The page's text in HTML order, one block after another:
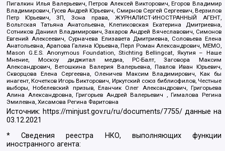
Пигалкин Илья Валерьевич, Петров Алексей Викторович, Егоров Владимир
Владимирович, Гусев Андрей Юрьевич, Смирнов Сергей Сергеевич, Верзилов
Петр Юрьевич, ЗП, Зона права, ЖУРНАЛИСТ-ИНОСТРАННЫЙ АГЕНТ,
Вольтская Татьяна Анатольевна, Клепиковская Екатерина Дмитриевна,
Сотников Даниил Владимирович, Захаров Андрей Вячеславович, Симонов
Евгений Алексеевич, Сурначева Елизавета Дмитриевна, Соловьева Елена
Анатольевна, Арапова Галина Юрьевна, Перл Роман Александрович, МЕМО,
Mason G.E.S. Anonymous Foundation, Stichting Bellingcat, Якутия – Наше
Мнение, Москоу диджитал медиа, РС-Балт, Заговора Максим
Александрович, Ветошкина Валерия Валерьевна, Павлов Иван Юрьевич,
Скворцова Елена Сергеевна, Оленичев Максим Владимирович, Как бы
инагент, Кочетков Игорь Викторович, Иркутский союз библиофилов, Честные
выборы, Нобелевский призыв, Еланчик Олег Александрович, Григорьева
Алина Александровна, Григорьев Андрей Валерьевич , Гималова Регина
Эмилевна, Хисамова Регина Фаритовна
Источник: https://minjust.gov.ru/ru/documents/7755/ данные на
03.12.2021
* Сведения реестра НКО, выполняющих функции
иностранного агента: